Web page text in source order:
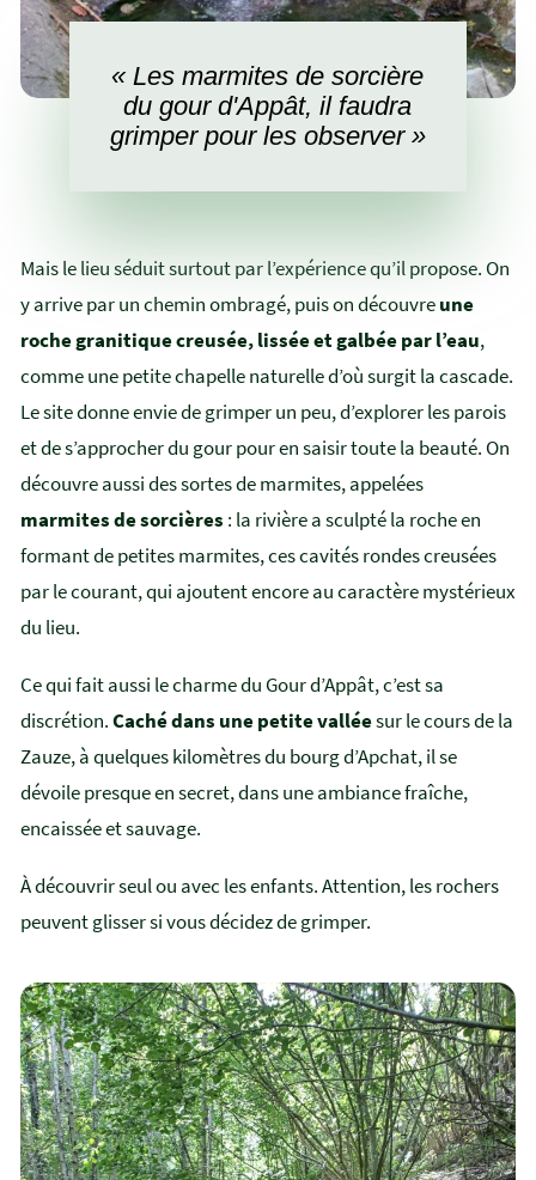
« Les marmites de sorcière
du gour d'Appât, il faudra
grimper pour les observer »
Mais le lieu séduit surtout par l’expérience qu’il propose. On
y arrive par un chemin ombragé, puis on découvreune
roche granitique creusée, lissée et galbée par l’eau,
comme une petite chapelle naturelle d’où surgit la cascade.
Le site donne envie de grimper un peu, d’explorer les parois
et de s’approcher du gour pour en saisir toute la beauté. On
découvre aussi des sortes de marmites, appelées
marmites de sorcières : la rivière a sculpté la roche en
formant de petites marmites, ces cavités rondes creusées
par le courant, qui ajoutent encore au caractère mystérieux
du lieu.
Ce qui fait aussi le charme du Gour d’Appât, c’est sa
discrétion.Caché dans une petite valléesur le cours de la
Zauze, à quelques kilomètres du bourg d’Apchat, il se
dévoile presque en secret, dans une ambiance fraîche,
encaissée et sauvage.
À découvrir seul ou avec les enfants. Attention, les rochers
peuvent glisser si vous décidez de grimper.